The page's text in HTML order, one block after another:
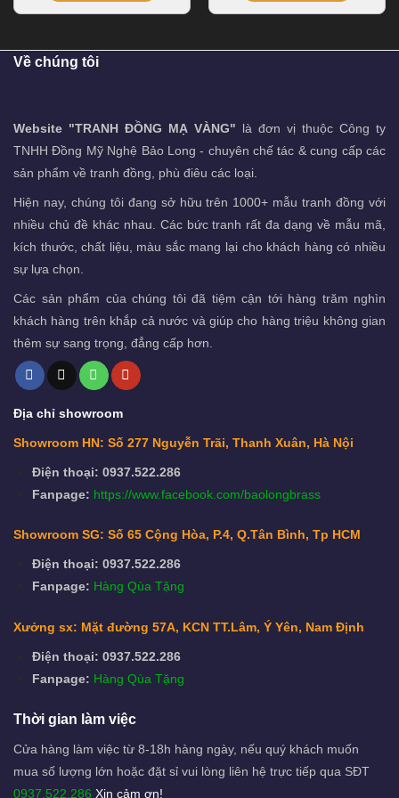
Về chúng tôi
Website "TRANH ĐỒNG MẠ VÀNG" là đơn vị thuộc Công ty
TNHH Đồng Mỹ Nghệ Bảo Long - chuyên chế tác & cung cấp các
sản phẩm về tranh đồng, phù điêu các loại.
Hiện nay, chúng tôi đang sở hữu trên 1000+ mẫu tranh đồng với
nhiều chủ đề khác nhau. Các bức tranh rất đa dạng về mẫu mã,
kích thước, chất liệu, màu sắc mang lại cho khách hàng có nhiều
sự lựa chọn.
Các sản phẩm của chúng tôi đã tiệm cận tới hàng trăm nghìn
khách hàng trên khắp cả nước và giúp cho hàng triệu không gian
thêm sự sang trọng, đẳng cấp hơn.
Địa chỉ showroom
Showroom HN: Số 277 Nguyễn Trãi, Thanh Xuân, Hà Nội
Điện thoại: 0937.522.286
Fanpage: https://www.facebook.com/baolongbrass
Showroom SG: Số 65 Cộng Hòa, P.4, Q.Tân Bình, Tp HCM
Điện thoại: 0937.522.286
Fanpage: Hàng Qùa Tặng
Xưởng sx: Mặt đường 57A, KCN TT.Lâm, Ý Yên, Nam Định
Điện thoại: 0937.522.286
Fanpage: Hàng Qùa Tặng
Thời gian làm việc
Cửa hàng làm việc từ 8-18h hàng ngày, nếu quý khách muốn
mua số lượng lớn hoặc đặt sỉ vui lòng liên hệ trực tiếp qua SĐT
0937.522.286 Xin cảm ơn!